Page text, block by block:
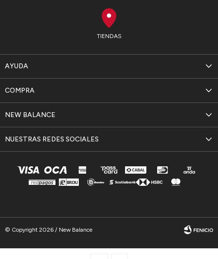
TIENDAS
AYUDA
NEW BALANCE
COMPRA
NUESTRAS REDES SOCIALES
© Copyright 2026 / New Balance